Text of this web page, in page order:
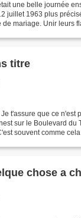
une belle journée
juillet 1963 plus
mariage. Unir leurs
titre
t'assure que ce n'est
sur le Boulevard du
souvent comme
chose a